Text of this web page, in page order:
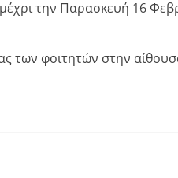
την Παρασκευή 16
των φοιτητών στην